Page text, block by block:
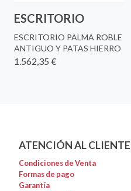
ESCRITORIO
ESCRITORIO PALMA ROBLE
ANTIGUO Y PATAS HIERRO
1.562,35 €
ATENCIÓN AL CLIENTE
Condiciones de Venta
Formas de pago
Garantía